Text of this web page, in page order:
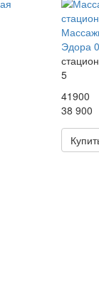
Эдора
5
41900
38 900